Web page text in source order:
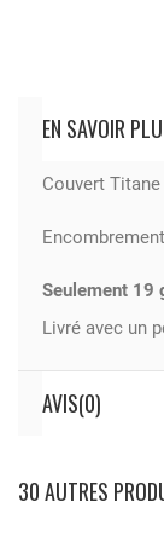
EN SAVOIR
Couvert
Seulement 19
Livré avec un
AVIS(0)
30 AUTRES